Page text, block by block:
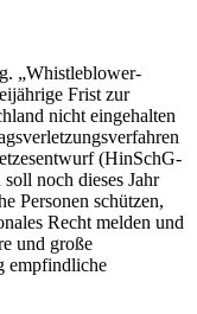
„Whistleblower-
Frist zur
nicht eingehalten
(HinSchG-
noch dieses Jahr
Personen schützen,
Recht melden und
und große
empfindliche